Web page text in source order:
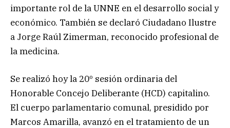
importante rol de la UNNE en el desarrollo social y
económico. También se declaró Ciudadano Ilustre
a Jorge Raúl Zimerman, reconocido profesional de
la medicina.
Se realizó hoy la 20º sesión ordinaria del
Honorable Concejo Deliberante (HCD) capitalino.
El cuerpo parlamentario comunal, presidido por
Marcos Amarilla, avanzó en el tratamiento de un